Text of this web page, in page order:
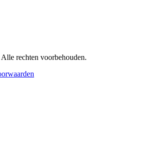
rechten voorbehouden.